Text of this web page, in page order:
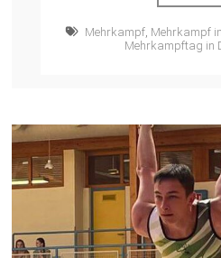
Mehrkampf, Mehrkampf
Mehrkampftag in